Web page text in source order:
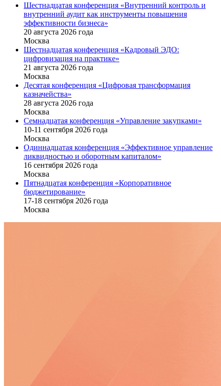
Шестнадцатая конференция «Внутренний контроль и
внутренний аудит как инструменты повышения
эффективности бизнеса»
20 августа 2026 года
Москва
Шестнадцатая конференция «Кадровый ЭДО:
цифровизация на практике»
21 августа 2026 года
Москва
Десятая конференция «Цифровая трансформация
казначейства»
28 августа 2026 года
Москва
Семнадцатая конференция «Управление закупками»
10-11 сентября 2026 года
Москва
Одиннадцатая конференция «Эффективное управление
ликвидностью и оборотным капиталом»
16 cентября 2026 года
Москва
Пятнадцатая конференция «Корпоративное
бюджетирование»
17-18 сентября 2026 года
Москва